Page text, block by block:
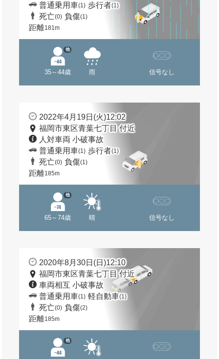
普通乗用車(1) 歩行者(1)
死亡(0) 負傷(1)
距離181m
35～44歳
他
雨 信号なし
2022年4月19日(火)12:02
福岡市東区青葉七丁目 付近
人対車両 小破事故
普通乗用車(1) 歩行者(1)
死亡(0) 負傷(1)
距離185m
65～74歳
他
晴 信号なし
2020年8月30日(日)12:10
福岡市東区青葉七丁目 付近
車両相互 小破事故
普通乗用車(1) 軽自動車(1)
死亡(0) 負傷(2)
距離185m
他